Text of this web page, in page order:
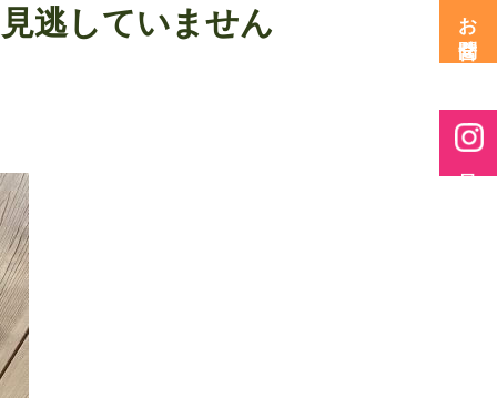
お問合せ
逃していません